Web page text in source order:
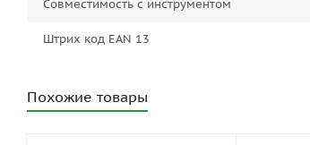
Совместимость с инструментом
Штрих код EAN 13
Похожие товары